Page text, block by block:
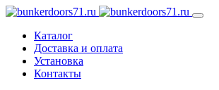
Каталог
Доставка и оплата
Установка
Контакты